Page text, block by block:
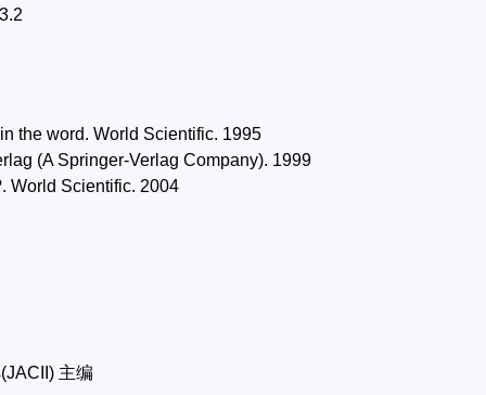
the word. World Scientific. 1995
(A Springer-Verlag Company). 1999
World Scientific. 2004
主编